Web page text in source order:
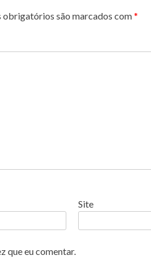
obrigatórios são marcados com*
Site
que eu comentar.